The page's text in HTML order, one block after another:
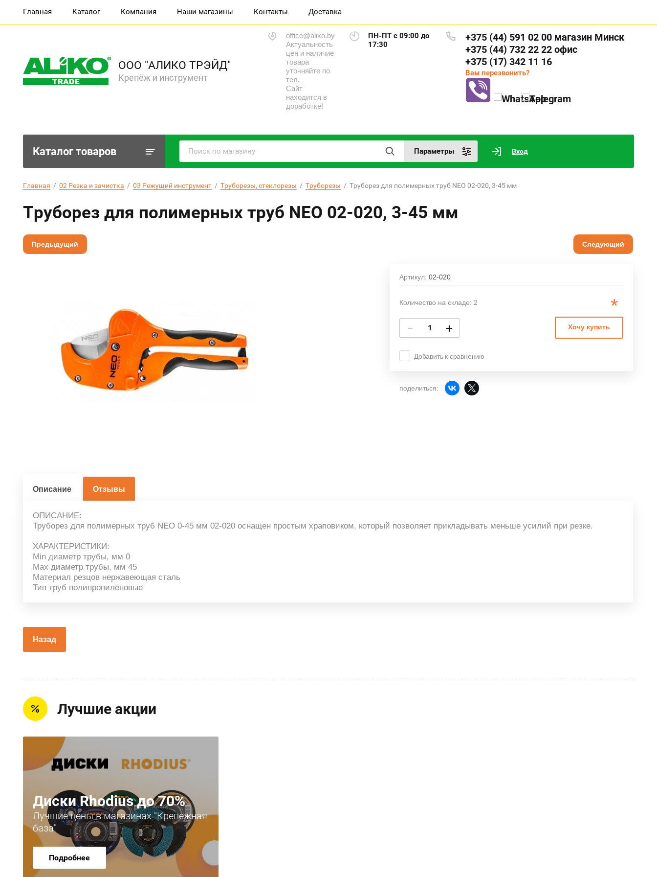
Главная Каталог Компания Наши магазины Контакты Доставка
ООО "АЛИКО ТРЭЙД"
Крепёж и инструмент
office@aliko.by
Актуальность
цен и наличие
товара
уточняйте по
тел.
Сайт
находится в
доработке!
ПН-ПТ с 09:00 до
17:30
+375 (44) 591 02 00 магазин Минск
+375 (44) 732 22 22 офис
+375 (17) 342 11 16
Вам перезвонить?
Каталог товаров Параметры Вход
Главная
  /
02 Резка и зачистка
  /
03 Режущий инструмент
  /
Труборезы, стеклорезы
  /
Труборезы
  /  Труборез для полимерных труб NEO 02-020, 3-45 мм
Труборез для полимерных труб NEO 02-020, 3-45 мм
Предыдущий Следующий
Артикул: 02-020
Количество на складе: 2 *
− + Хочу купить
Добавить к сравнению
поделиться:
Описание Отзывы
ОПИСАНИЕ:
Труборез для полимерных труб NEO 0-45 мм 02-020 оснащен простым храповиком, который позволяет прикладывать меньше усилий при резке.
ХАРАКТЕРИСТИКИ:
Min диаметр трубы, мм 0
Max диаметр трубы, мм 45
Материал резцов нержавеющая сталь
Тип труб полипропиленовые
Назад
Лучшие акции
Диски Rhodius до 70%
Лучшие цены в магазинах "Крепежная
база"
Подробнее